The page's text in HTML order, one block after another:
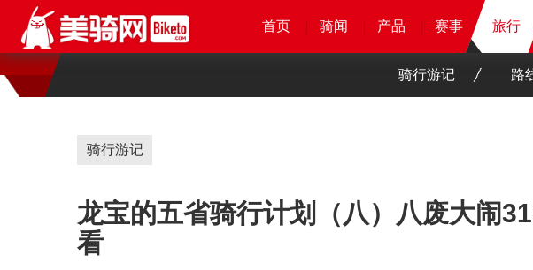
首页 骑闻 产品
首页 骑闻 产品 赛事 旅行
首页 骑闻 产品 赛事 旅行
首页 骑闻 产品 赛事 旅行
骑行游记 路
骑行游记
龙宝的五省骑行计划（八）八废大闹
看